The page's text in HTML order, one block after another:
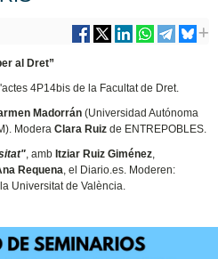
al Dret”
4P14bis de la Facultat de Dret.
Madorrán (Universidad Autónoma
ModeraClara Ruiz de ENTREPOBLES.
, ambItziar Ruiz Giménez
Requena , el Diario.es. Moderen:
la Universitat de València.